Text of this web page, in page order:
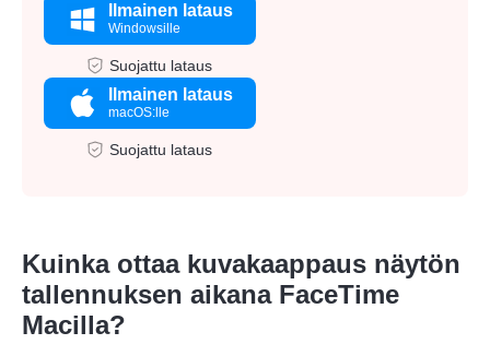
Ilmainen lataus
Windowsille
Suojattu lataus
Ilmainen lataus
macOS:lle
Suojattu lataus
Kuinka ottaa kuvakaappaus näytön
tallennuksen aikana FaceTime
Macilla?